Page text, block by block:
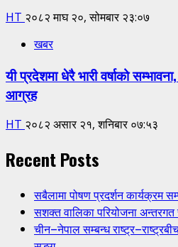
HT २०८२ माघ २०, सोमबार २३:०७
खबर
यी प्रदेशमा धेरै भारी वर्षाको
आग्रह
HT २०८२ असार २१, शनिबार ०७:५३
Recent Posts
सबैलामा पोषण प्रदर्शन कार्यक्रम
सशक्त वालिका परियोजना
चीन–नेपाल सम्बन्ध